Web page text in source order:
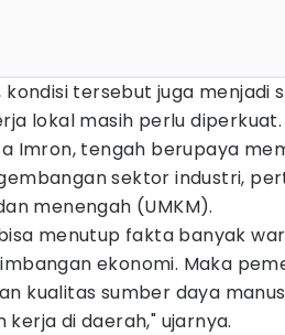
kondisi tersebut juga menjadi
lokal masih perlu
Imron, tengah berupaya
sektor industri,
menengah (UMKM).
menutup fakta banyak
ekonomi. Maka
kualitas sumber daya
kerja di daerah," ujarnya.